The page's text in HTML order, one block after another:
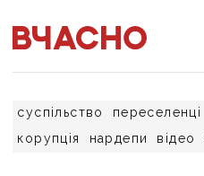
суспільство переселенці
корупція
нардепи відео